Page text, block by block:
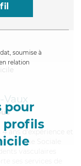
soumise à
relation
pour
profils
Vaux
ans d'expérience et
de Vie Sociale